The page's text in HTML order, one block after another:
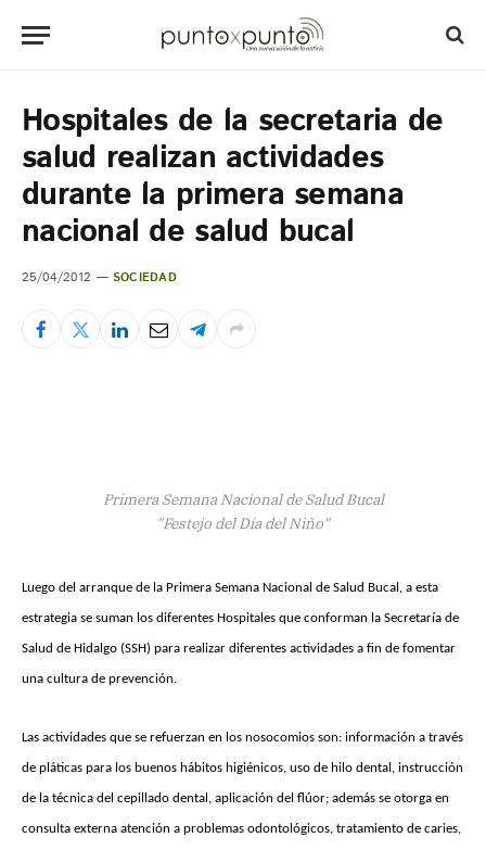
Hospitales de la secretaria de
salud realizan actividades
durante la primera semana
nacional de salud bucal
25/04/2012 SOCIEDAD
Primera Semana Nacional de Salud Bucal
"Festejo del Día del Niño"
Luego del arranque de la Primera Semana Nacional de Salud Bucal, a esta
estrategia se suman los diferentes Hospitales que conforman la Secretaría de
Salud de Hidalgo (SSH) para realizar diferentes actividades a fin de fomentar
una cultura de prevención.
Las actividades que se refuerzan en los nosocomios son: información a través
de pláticas para los buenos hábitos higiénicos, uso de hilo dental, instrucción
de la técnica del cepillado dental, aplicación del flúor; además se otorga en
consulta externa atención a problemas odontológicos, tratamiento de caries,